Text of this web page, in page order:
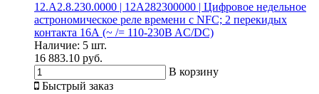
12.A2.8.230.0000 | 12A282300000 | Цифровое недельное
астрономическое реле времени c NFC; 2 перекидых
контакта 16А (~ /= 110-230B AC/DC)
Наличие: 5 шт.
16 883.10 руб.
В корзину
Быстрый заказ